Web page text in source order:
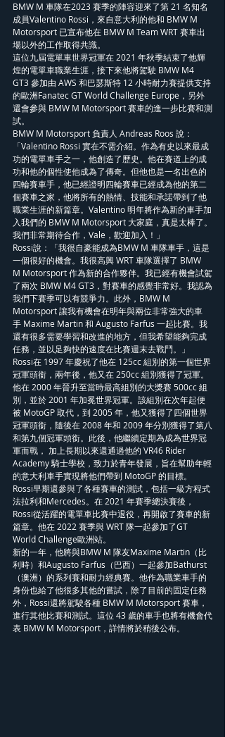
BMW M 車隊在2023 賽季的陣容迎來了第 21 名知名
成員Valentino Rossi，來自意大利的他和 BMW M
Motorsport 已宣布他在 BMW M Team WRT 賽車出
場以外的工作取得共識。
這位九屆電單車世界冠軍在 2021 年秋季結束了他輝
煌的電單車職業生涯，接下來他將駕駛 BMW M4
GT3 參加由 AWS 和巴瑟斯特 12 小時耐力賽提供支持
的歐洲Fanatec GT World Challenge Europe，另外
還會參與 BMW M Motorsport 賽車的進一步比賽和測
試。
BMW M Motorsport 負責人 Andreas Roos 說：
「Valentino Rossi 實在不需介紹。作為有史以來最成
功的電單車手之一，他創造了歷史。他在賽道上的成
功和他的個性使他成為了傳奇。但他也是一名出色的
四輪賽車手，他已經證明四輪賽車已經成為他的第二
個賽車之家，他將所有的熱情、技能和承諾帶到了他
職業生涯的新篇章。Valentino 明年將作為新的車手加
入我們的 BMW M Motorsport 大家庭，真是太棒了。
我們非常期待合作，Vale，歡迎加入！」
Rossi說：「我很自豪能成為BMW M 車隊車手，這是
一個很好的機會。我很高興 WRT 車隊選擇了 BMW
M Motorsport 作為新的合作夥伴。我已經有機會試駕
了兩次 BMW M4 GT3，對賽車的感覺非常好。我認為
我們下賽季可以有競爭力。此外，BMW M
Motorsport 讓我有機會在明年與兩位非常強大的車
手 Maxime Martin 和 Augusto Farfus 一起比賽。我
還有很多需要學習和改進的地方，但我希望能夠完成
任務，並以足夠快的速度在比賽週末去戰鬥。」
Rossi在 1997 年慶祝了他在 125cc 組別的第一個世界
冠軍頭銜，兩年後，他又在 250cc 組別獲得了冠軍。
他在 2000 年晉升至當時最高組別的大獎賽 500cc 組
別，並於 2001 年加冕世界冠軍。該組別在次年起便
被 MotoGP 取代，到 2005 年，他又獲得了四個世界
冠軍頭銜，隨後在 2008 年和 2009 年分別獲得了第八
和第九個冠軍頭銜。此後，他繼續定期為成為世界冠
軍而戰， 加上長期以來還通過他的 VR46 Rider
Academy 騎士學校，致力於青年發展，旨在幫助年輕
的意大利車手實現將他們帶到 MotoGP 的目標。
Rossi早期還參與了各種賽車的測試，包括一級方程式
法拉利和Mercedes。在 2021 年賽季總決賽後，
Rossi從活躍的電單車比賽中退役，再開啟了賽車的新
篇章。他在 2022 賽季與 WRT 隊一起參加了GT
World Challenge歐洲站。
新的一年，他將與BMW M 隊友Maxime Martin（比
利時）和Augusto Farfus（巴西）一起參加Bathurst
（澳洲）的系列賽和耐力經典賽。他作為職業車手的
身份也給了他很多其他的嘗試，除了目前的固定任務
外，Rossi還將駕駛各種 BMW M Motorsport 賽車，
進行其他比賽和測試。這位 43 歲的車手也將有機會代
表 BMW M Motorsport，詳情將於稍後公布。